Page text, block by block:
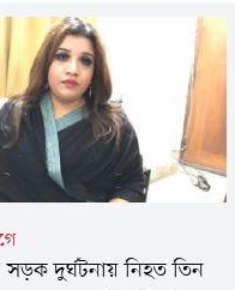
সাতজন রয়েছেন।শুক্রবার (৭
এ দুর্ঘটনাগুলো ঘটে।সিলেটঢাকা-
ওসমানীনগরে দুই বাসের
নিহতের সংখ্যা বেড়ে ৯ জনে
আহত হয়েছেন অন্তত ১৩...
দুর্ঘটনায় নিহত তিন